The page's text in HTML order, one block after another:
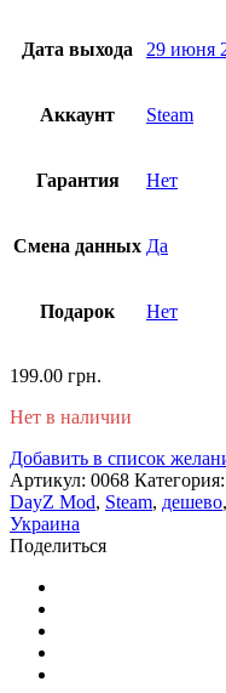
Дата выхода 29 июня
Аккаунт Steam
Гарантия Нет
Смена данных Да
Подарок Нет
199.00 грн.
Нет в наличии
Добавить в список
Артикул: 0068 Категория:
DayZ Mod, Steam, дешево,
Украина
Поделиться